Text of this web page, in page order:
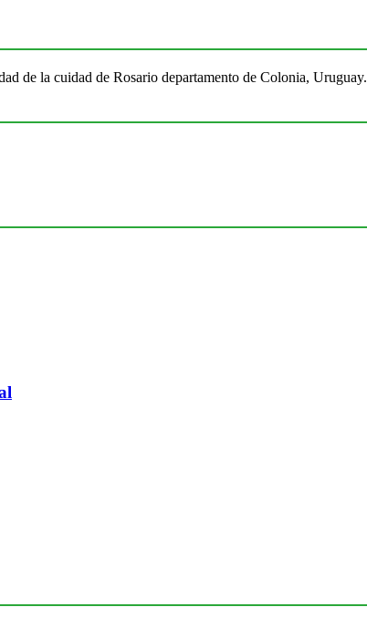
de la cuidad de Rosario departamento de Colonia, Uruguay.